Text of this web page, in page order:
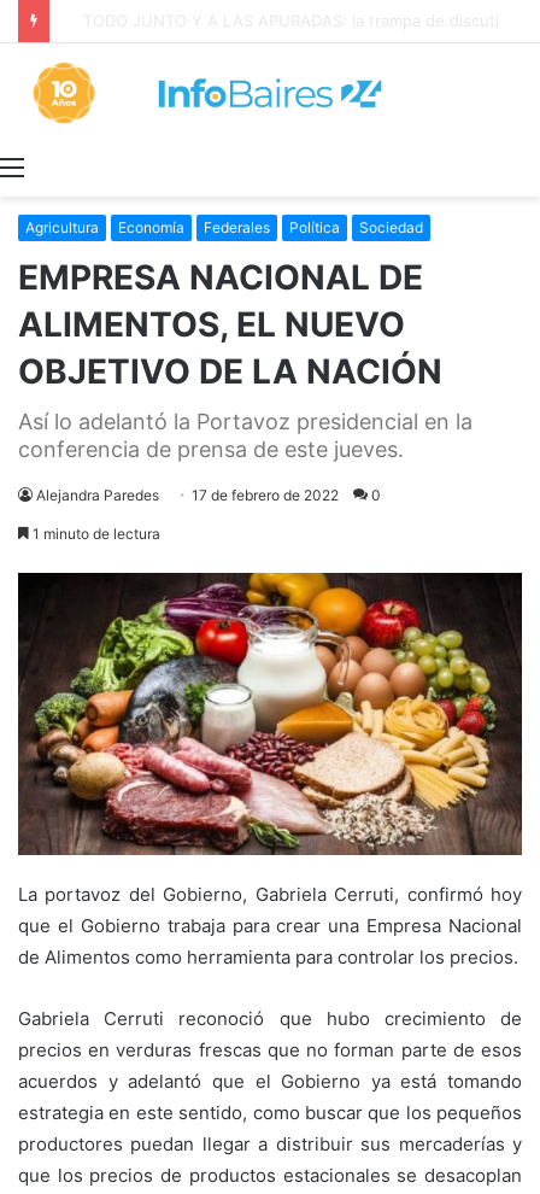
Agricultura Economía Federales Política Sociedad
EMPRESA NACIONAL DE
ALIMENTOS, EL NUEVO
OBJETIVO DE LA NACIÓN
Así lo adelantó la Portavoz presidencial en la
conferencia de prensa de este jueves.
Alejandra Paredes 17 de febrero de 2022 0
1 minuto de lectura
La portavoz del Gobierno, Gabriela Cerruti, confirmó hoy
que el Gobierno trabaja para crear una Empresa Nacional
de Alimentos como herramienta para controlar los precios.
Gabriela Cerruti reconoció que hubo crecimiento de
precios en verduras frescas que no forman parte de esos
acuerdos y adelantó que el Gobierno ya está tomando
estrategia en este sentido, como buscar que los pequeños
productores puedan llegar a distribuir sus mercaderías y
que los precios de productos estacionales se desacoplan